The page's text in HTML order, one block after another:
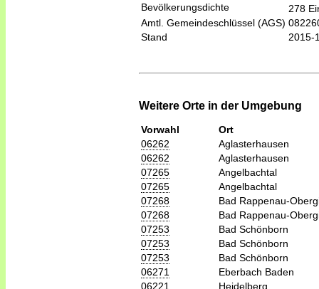
Bevölkerungsdichte
278
Amtl. Gemeindeschlüssel (AGS)
Stand
2015-
Weitere Orte in der Umgebung
Vorwahl
Ort
06262
Aglasterhausen
06262
Aglasterhausen
07265
Angelbachtal
07265
Angelbachtal
07268
Bad Rappenau-
07268
Bad Rappenau-
07253
Bad Schönborn
07253
Bad Schönborn
07253
Bad Schönborn
06271
Eberbach Baden
06221
Heidelberg